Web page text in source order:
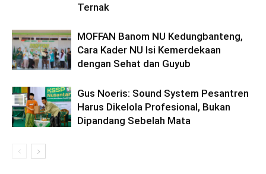
Ternak
MOFFAN Banom NU Kedungbanteng,
Cara Kader NU Isi Kemerdekaan
dengan Sehat dan Guyub
Gus Noeris: Sound System Pesantren
Harus Dikelola Profesional, Bukan
Dipandang Sebelah Mata